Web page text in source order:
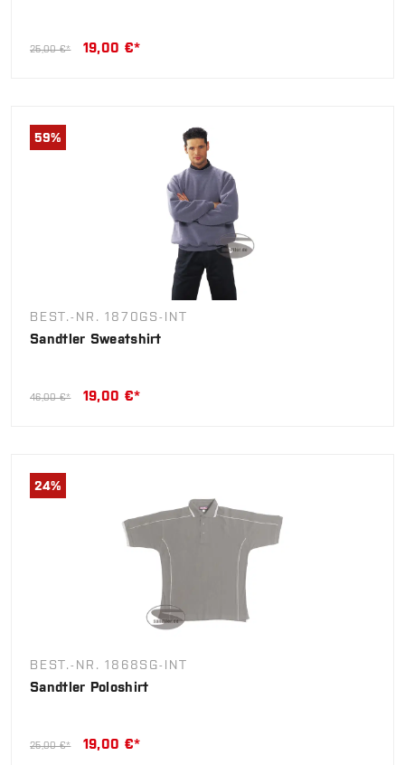
25,00 €* 19,00 €*
59%
BEST.-NR. 1870GS-INT
Sandtler Sweatshirt
46,00 €* 19,00 €*
24%
BEST.-NR. 1868SG-INT
Sandtler Poloshirt
25,00 €* 19,00 €*